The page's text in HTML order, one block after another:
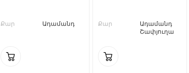
Քար Ադամանդ Քար
Ադամանդ
Շափյուղա